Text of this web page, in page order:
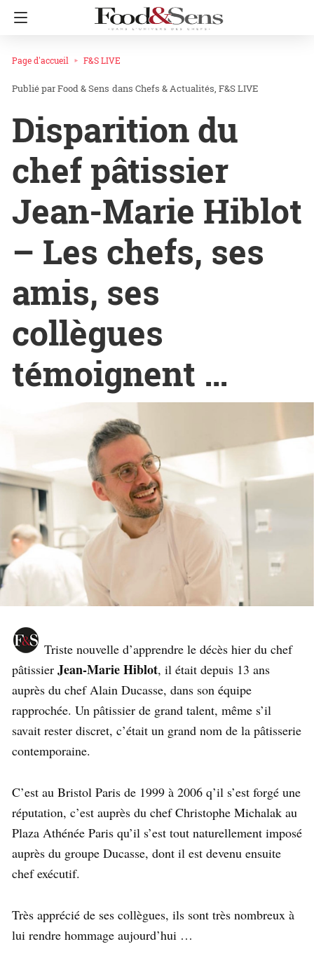
Page d'accueil F&S LIVE
Food & Sens dans Chefs & Actualités F&S LIVE
Disparition du
chef pâtissier
Jean-Marie Hiblot
– Les chefs, ses
amis, ses
collègues
témoignent …
Triste nouvelle d’apprendre le décès hier du chef
pâtissier Jean-Marie Hiblot, il était depuis 13 ans
auprès du chef Alain Ducasse, dans son équipe
rapprochée. Un pâtissier de grand talent, même s’il
savait rester discret, c’était un grand nom de la pâtisserie
contemporaine.
C’est au Bristol Paris de 1999 à 2006 q’il s’est forgé une
réputation, c’est auprès du chef Christophe Michalak au
Plaza Athénée Paris qu’il s’est tout naturellement imposé
auprès du groupe Ducasse, dont il est devenu ensuite
chef exécutif.
Très apprécié de ses collègues, ils sont très nombreux à
lui rendre hommage aujourd’hui …